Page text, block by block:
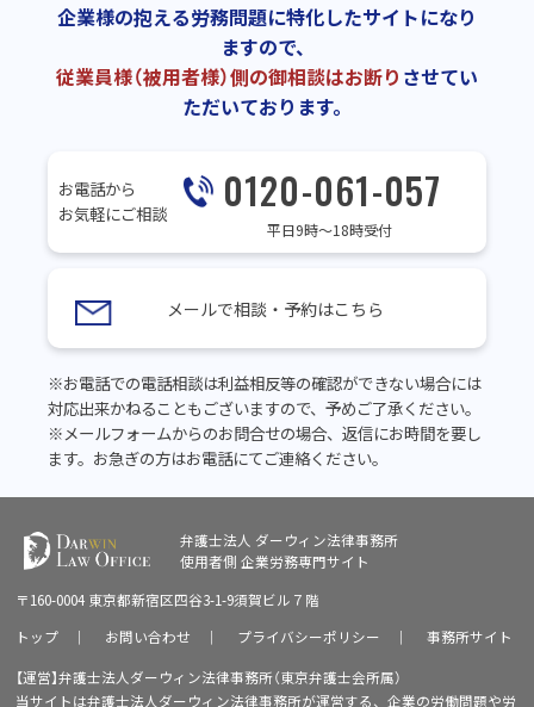
企業様の抱える労務問題に特化したサイトになり
ますので、
従業員様（被用者様）側の御相談はお断り させてい
ただいております。
お電話から
お気軽にご相談
0120-061-057
平日9時～18時受付
メールで相談・予約はこちら
※お電話での電話相談は利益相反等の確認ができない場合には
対応出来かねることもございますので、予めご了承ください。
※メールフォームからのお問合せの場合、返信にお時間を要し
ます。お急ぎの方はお電話にてご連絡ください。
弁護士法人 ダーウィン法律事務所
使用者側 企業労務専門サイト
〒160-0004 東京都新宿区四谷3-1-9須賀ビル７階
トップ ｜ お問い合わせ ｜ プライバシーポリシー ｜
事務所サイト
【運営】弁護士法人ダーウィン法律事務所（東京弁護士会所属）
当サイトは弁護士法人ダーウィン法律事務所が運営する、企業の労働問題や労